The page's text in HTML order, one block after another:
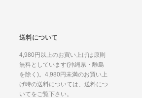
送料について
4,980円以上のお買い上げは原則
無料としています(沖縄県・離島
を除く)。4,980円未満のお買い上
げ時の送料については、送料につ
いてをご覧下さい。